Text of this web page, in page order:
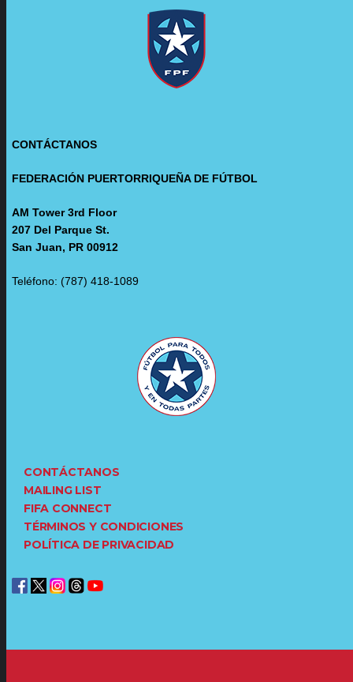
CONTÁCTANOS
FEDERACIÓN PUERTORRIQUEÑA DE FÚTBOL
AM Tower 3rd Floor
207 Del Parque St.
San Juan, PR 00912
Teléfono: (787) 418-1089
CONTÁCTANOS
MAILING LIST
FIFA CONNECT
TÉRMINOS Y CONDICIONES
POLÍTICA DE PRIVACIDAD